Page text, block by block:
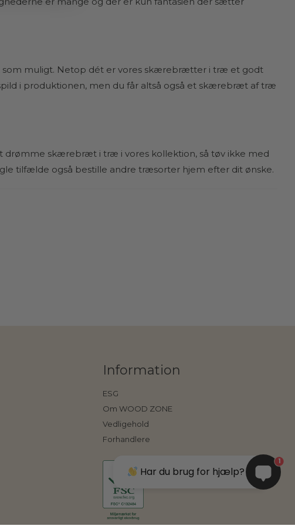
som muligt. Netop dét er vores skærebrætter i træ et godt
i produktionen, men du får altså også et skærebræt af træ
drømme skærebræt i træ i vores kollektion, så tøv ikke med
tilfælde også bestille andre træsorter hjem efter dit ønske.
Information
ESG
Om WOOD ZONE
Vedligehold
Forhandlere
Har du brug for hjælp?
1